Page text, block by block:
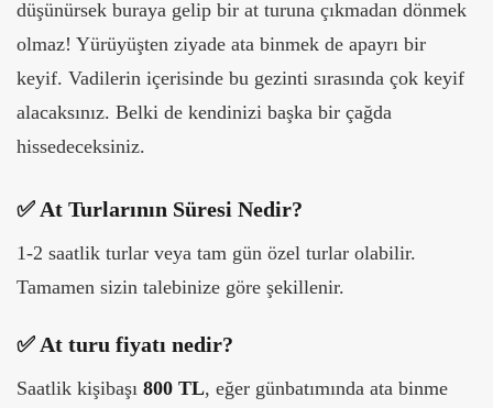
düşünürsek buraya gelip bir at turuna çıkmadan dönmek
olmaz! Yürüyüşten ziyade ata binmek de apayrı bir
keyif. Vadilerin içerisinde bu gezinti sırasında çok keyif
alacaksınız. Belki de kendinizi başka bir çağda
hissedeceksiniz.
✅ At Turlarının Süresi Nedir?
1-2 saatlik turlar veya tam gün özel turlar olabilir.
Tamamen sizin talebinize göre şekillenir.
✅ At turu fiyatı nedir?
Saatlik kişibaşı 800 TL, eğer günbatımında ata binme